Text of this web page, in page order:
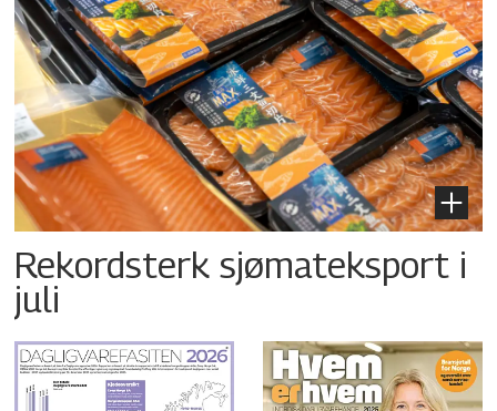
Rekordsterk sjømateksport i
juli